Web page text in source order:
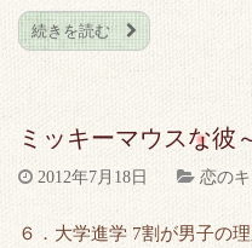
続きを読む
ミッキーマウスな彼
2012年7月18日 恋の
６．大学進学 7割が男子の